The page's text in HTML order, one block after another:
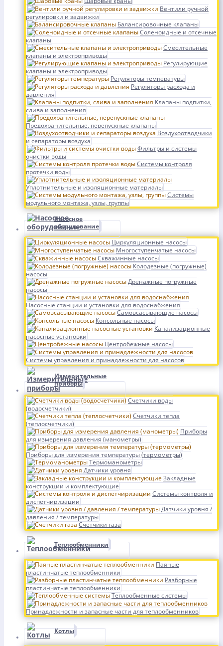
Вентили ручной
регулировки и задвижки
Балансировочные клапаны
Соленоидные и отсечные
клапаны
Смесительные
клапаны и электроприводы
Регулирующие
клапаны и электроприводы
Регуляторы температуры
Регуляторы расхода и
давления
Клапаны подпитки,
слива и заполнения
Предохранительные, перепускные клапаны
Воздухоотводчики
и сепараторы воздуха
Фильтры и системы
очистки воды
Системы контроля
протечки воды
Уплотнительные и изоляционные материалы
Системы
модульного монтажа, узлы, группы
Насосное
оборудование
Циркуляционные насосы
Многоступенчатые насосы
Скважинные насосы
Колодезные (погружные)
насосы
Дренажные погружные
насосы
Насосные станции и установки для водоснабжения
Самовсасывающие насосы
Консольные насосы
Канализационные
насосные установки
Центробежные насосы
Системы управления и принадлежности для насосов
Измерительные
приборы
Счетчики воды
(водосчетчики)
Счетчики тепла
(теплосчетчики)
Приборы
для измерения давления (манометры)
Приборы для измерения температуры (термометры)
Термоманометры
Датчики уровня
Закладные
конструкции и комплектующие
Системы контроля и
диспетчиризации
Датчики уровня /
давления / температуры
Счетчики газа
Теплообменники
Паяные
пластинчатые теплообменники
Разборные
пластинчатые теплообменники
Теплообменные системы
Принадлежности и запасные части для теплообменников
Котлы